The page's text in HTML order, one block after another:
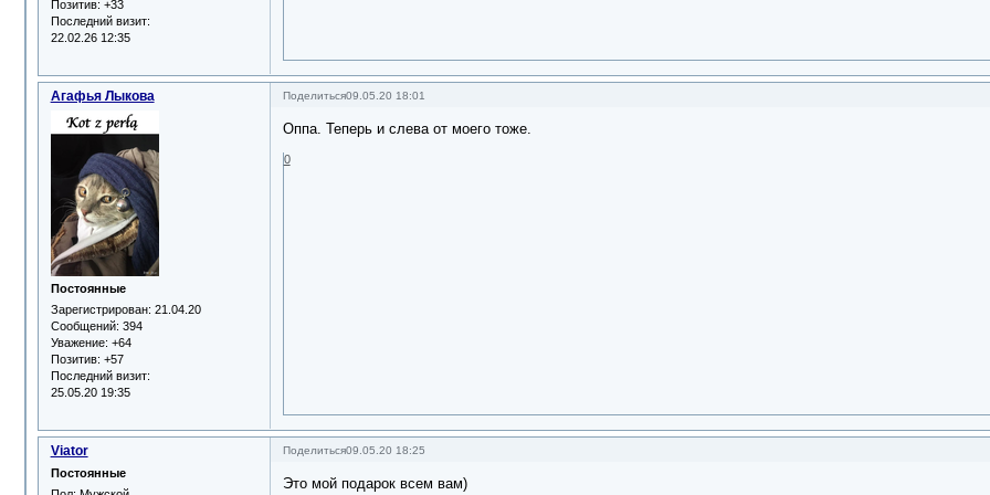
Позитив: +33
Последний визит:
22.02.26 12:35
Поделиться09.05.20 18:01
Агафья Лыкова
Постоянные
Зарегистрирован: 21.04.20
Сообщений: 394
Уважение: +64
Позитив: +57
Последний визит:
25.05.20 19:35
Оппа. Теперь и слева от моего тоже.
0
Поделиться09.05.20 18:25
Viator
Постоянные
Это мой подарок всем вам)